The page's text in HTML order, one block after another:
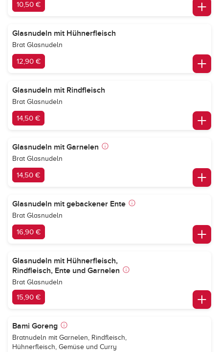
10,50 €
Glasnudeln mit Hühnerfleisch
Brat Glasnudeln
12,90 €
Glasnudeln mit Rindfleisch
Brat Glasnudeln
14,50 €
Glasnudeln mit Garnelen
Brat Glasnudeln
14,50 €
Glasnudeln mit gebackener Ente
Brat Glasnudeln
16,90 €
Glasnudeln mit Hühnerfleisch,
Rindfleisch, Ente und Garnelen
Brat Glasnudeln
15,90 €
Bami Goreng
Bratnudeln mit Garnelen, Rindfleisch,
Hühnerfleisch, Gemüse und Curry